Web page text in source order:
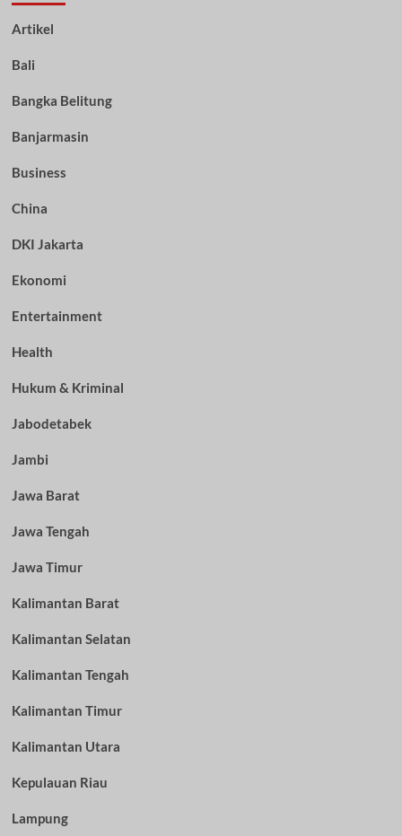
Artikel
Bali
Bangka Belitung
Banjarmasin
Business
China
DKI Jakarta
Ekonomi
Entertainment
Health
Hukum & Kriminal
Jabodetabek
Jambi
Jawa Barat
Jawa Tengah
Jawa Timur
Kalimantan Barat
Kalimantan Selatan
Kalimantan Tengah
Kalimantan Timur
Kalimantan Utara
Kepulauan Riau
Lampung